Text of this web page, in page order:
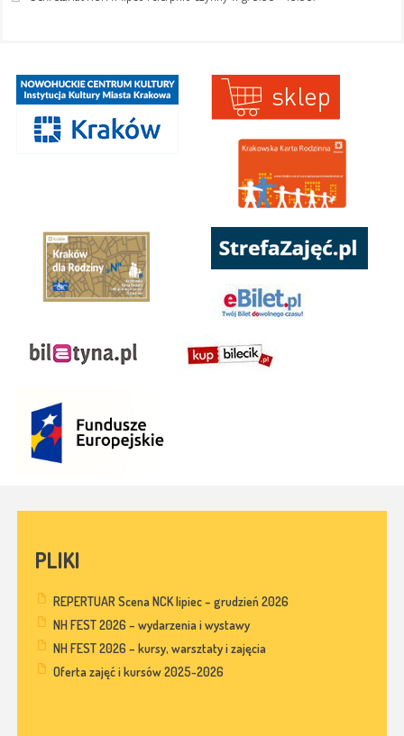
PLIKI
REPERTUAR Scena NCK lipiec – grudzień 2026
NH FEST 2026 – wydarzenia i wystawy
NH FEST 2026 – kursy, warsztaty i zajęcia
Oferta zajęć i kursów 2025-2026